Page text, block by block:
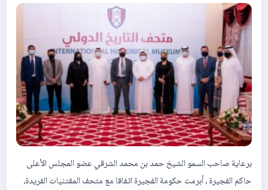
برعاية صاحب السمو الشيخ حمد بن محمد الشرقي عضو المجلس الأعلى
حاكم الفجيرة ، أبرمت حكومة الفجيرة اتفاقا مع متحف المقتنيات الفريدة،